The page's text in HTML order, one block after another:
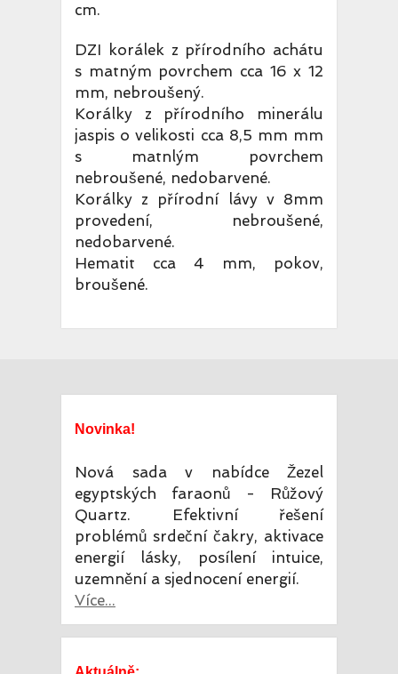
cm.
DZI korálek z přírodního achátu
s matným povrchem cca 16 x 12
mm, nebroušený.
Korálky z přírodního minerálu
jaspis o velikosti cca 8,5 mm mm
s matnlým povrchem
nebroušené, nedobarvené.
Korálky z přírodní lávy v 8mm
provedení, nebroušené,
nedobarvené.
Hematit cca 4 mm, pokov,
broušené.
Novinka!
Nová sada v nabídce Žezel
egyptských faraonů - Růžový
Quartz. Efektivní řešení
problémů srdeční čakry, aktivace
energií lásky, posílení intuice,
uzemnění a sjednocení energií.
Více...